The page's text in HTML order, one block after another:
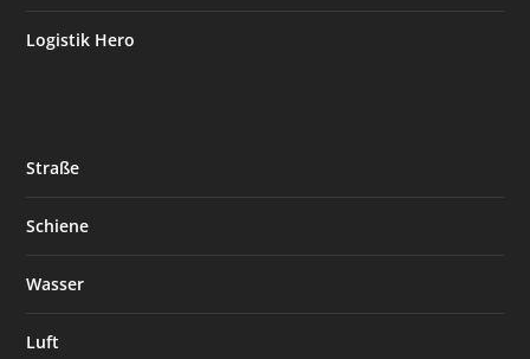
Logistik Hero
Straße
Schiene
Wasser
Luft